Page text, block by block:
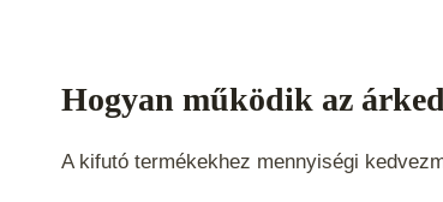
Hogyan működik az
A kifutó termékekhez mennyiségi